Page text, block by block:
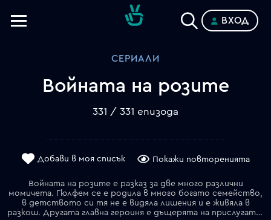
ВХОД
СЕРИАЛИ
Войната на розите
331 / 331 епизода
Добави в моя списък Покажи повторенията
Войната на розите е разказ за две много различни
момичета. Гюлфем се е родила в много богато семейство,
в детството си тя не е видяла лишения и е живяла в
разкош. Другата главна героиня е дъщерята на прислугата Гюлру. Двете момичета са почти на една възраст и като малки са общували и са били приятелки. Бащата на Гюлру,,много я обича и и желае щастие и благополучие, но не може да и даде нищо освен безграничната бащина любов. Това е историята на живота на тези две момичета, за пътя им в живота и в любовта и изпълват историята на този сериал с особен смисъл. Сериала Войната на розите дава отговор на много въпроси главния от които е, че не в парите е щастието и любовта не се купува с никакви богатства.